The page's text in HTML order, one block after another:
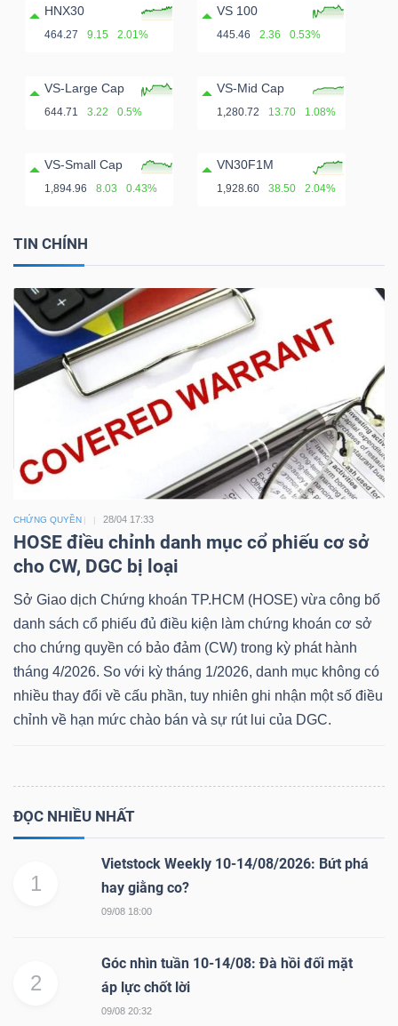
HNX30
464.27 9.15 2.01%
VS 100
445.46 2.36 0.53%
VS-Large Cap
644.71 3.22 0.5%
VS-Mid Cap
1,280.72 13.70 1.08%
VS-Small Cap
1,894.96 8.03 0.43%
VN30F1M
1,928.60 38.50 2.04%
TIN CHÍNH
CHỨNG QUYỀN 28/04 17:33
HOSE điều chỉnh danh mục cổ phiếu cơ sở
cho CW, DGC bị loại
Sở Giao dịch Chứng khoán TP.HCM (HOSE) vừa công bố
danh sách cổ phiếu đủ điều kiện làm chứng khoán cơ sở
cho chứng quyền có bảo đảm (CW) trong kỳ phát hành
tháng 4/2026. So với kỳ tháng 1/2026, danh mục không có
nhiều thay đổi về cấu phần, tuy nhiên ghi nhận một số điều
chỉnh về hạn mức chào bán và sự rút lui của DGC.
ĐỌC NHIỀU NHẤT
1
Vietstock Weekly 10-14/08/2026: Bứt phá
hay giằng co?
09/08 18:00
2
Góc nhìn tuần 10-14/08: Đà hồi đối mặt
áp lực chốt lời
09/08 20:32
Sách
Công
đầu
Truyền
thông
tài
chính
chính